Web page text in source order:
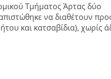
Τμήματος Άρτας δύο
να διαθέτουν
και κατσαβίδια), χωρίς